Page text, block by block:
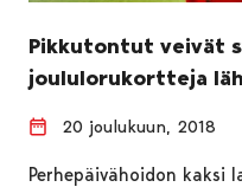
Pikkutontut veivät
joululorukortteja
20 joulukuun, 2018
Perhepäivähoidon kaksi